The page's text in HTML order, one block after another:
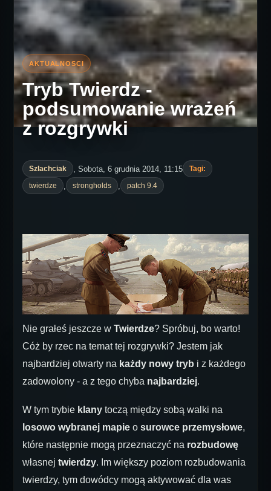
Tryb Twierdz -
podsumowanie wrażeń
z rozgrywki
Szlachciak , Sobota, 6 grudnia 2014, 11:15
Tagi:
twierdze
strongholds patch 9.4
Nie grałeś jeszcze w Twierdze? Spróbuj, bo warto!
Cóż by rzec na temat tej rozgrywki? Jestem jak
najbardziej otwarty na każdy nowy tryb i z każdego
zadowolony - a z tego chyba najbardziej.
W tym trybie klany toczą między sobą walki na
losowo wybranej mapie o surowce przemysłowe,
które następnie mogą przeznaczyć na rozbudowę
własnej twierdzy. Im większy poziom rozbudowania
twierdzy, tym dowódcy mogą aktywować dla was